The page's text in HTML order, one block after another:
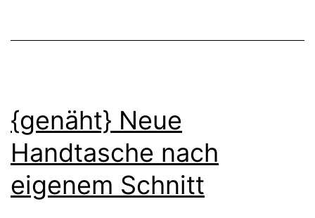
{genäht} Neue
Handtasche nach
eigenem Schnitt